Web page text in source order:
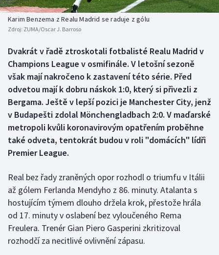
Biatlon
Box
Curling
Dostihy
Florbal
Futsal
Golf
Gymnastika
Házená
Aplikace ČT sport
Karim Benzema z Realu Madrid se raduje z gólu
Zdroj: ZUMA/Oscar J. Barroso
Dvakrát v řadě ztroskotali fotbalisté Realu Madrid v
Champions League v osmifinále. V letošní sezoně
však mají nakročeno k zastavení této série. Před
odvetou mají k dobru náskok 1:0, který si přivezli z
Bergama. Ještě v lepší pozici je Manchester City, jenž
v Budapešti zdolal Mönchengladbach 2:0. V maďarské
metropoli kvůli koronavirovým opatřením proběhne
také odveta, tentokrát budou v roli "domácích" lídři
Premier League.
Real bez řady zraněných opor rozhodl o triumfu v Itálii
až gólem Ferlanda Mendyho z 86. minuty. Atalanta s
hostujícím týmem dlouho držela krok, přestože hrála
od 17. minuty v oslabení bez vyloučeného Rema
Freulera. Trenér Gian Piero Gasperini zkritizoval
rozhodčí za necitlivé ovlivnění zápasu.